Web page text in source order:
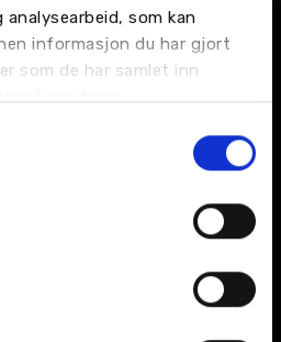
som kan
informasjon du har gjort
som de har samlet inn
deres.